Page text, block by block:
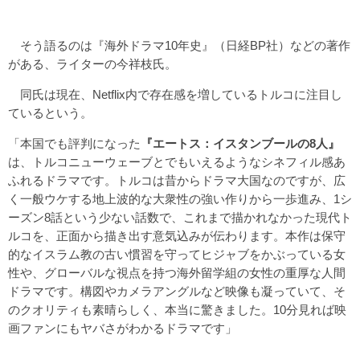
そう語るのは『海外ドラマ10年史』（日経BP社）などの著作
がある、ライターの今祥枝氏。
同氏は現在、Netflix内で存在感を増しているトルコに注目し
ているという。
「本国でも評判になった
『エートス：イスタンブールの8人』
は、トルコニューウェーブとでもいえるようなシネフィル感あ
ふれるドラマです。トルコは昔からドラマ大国なのですが、広
く一般ウケする地上波的な大衆性の強い作りから一歩進み、1シ
ーズン8話という少ない話数で、これまで描かれなかった現代ト
ルコを、正面から描き出す意気込みが伝わります。本作は保守
的なイスラム教の古い慣習を守ってヒジャブをかぶっている女
性や、グローバルな視点を持つ海外留学組の女性の重厚な人間
ドラマです。構図やカメラアングルなど映像も凝っていて、そ
のクオリティも素晴らしく、本当に驚きました。10分見れば映
画ファンにもヤバさがわかるドラマです」